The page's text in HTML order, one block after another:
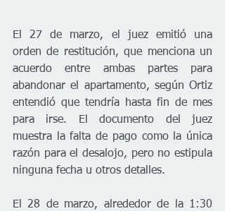
El 27 de marzo, el juez emitió una
orden de restitución, que menciona un
acuerdo entre ambas partes para
abandonar el apartamento, según Ortiz
entendió que tendría hasta fin de mes
para irse. El documento del juez
muestra la falta de pago como la única
razón para el desalojo, pero no estipula
ninguna fecha u otros detalles.
El 28 de marzo, alrededor de la 1:30